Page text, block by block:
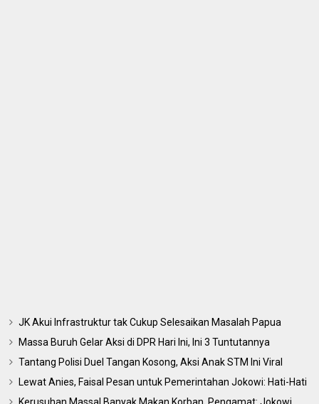
JK Akui Infrastruktur tak Cukup Selesaikan Masalah Papua
Massa Buruh Gelar Aksi di DPR Hari Ini, Ini 3 Tuntutannya
Tantang Polisi Duel Tangan Kosong, Aksi Anak STM Ini Viral
Lewat Anies, Faisal Pesan untuk Pemerintahan Jokowi: Hati-Hati